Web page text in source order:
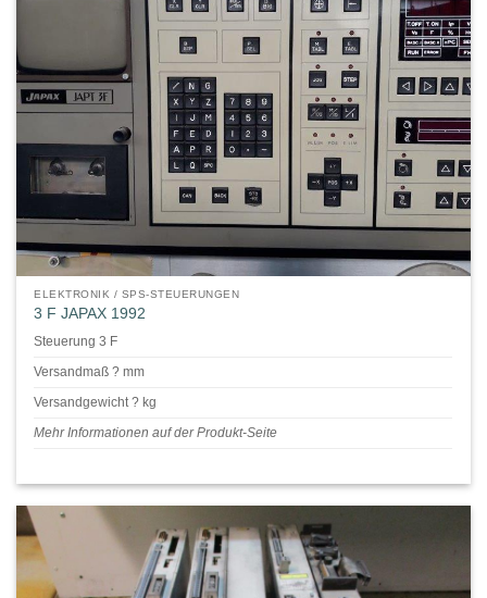
ELEKTRONIK / SPS-STEUERUNGEN
3 F JAPAX 1992
Steuerung 3 F
Versandmaß ? mm
Versandgewicht ? kg
Mehr Informationen auf der Produkt-Seite